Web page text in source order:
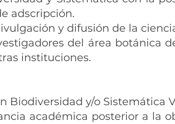
adscripción.
y difusión de la
del área botánica
instituciones.
Biodiversidad y/o Sistemática
académica posterior a la